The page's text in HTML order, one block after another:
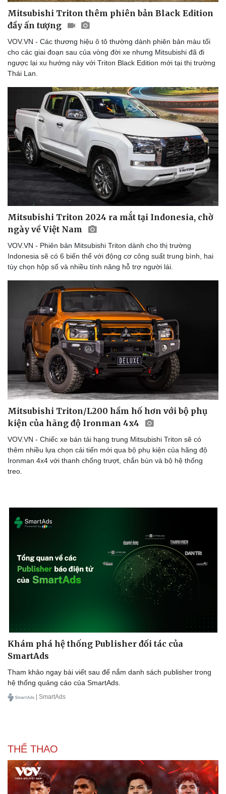
Thế giới thể thao
eSports
Hậu trường
Tư vấn
Doanh nghiệp
Doanh nghiệp 24h
Doanh nhân
Vì cộng đồng
Tin Công nghệ
Mitsubishi Triton thêm phiên bản Black Edition
đầy ấn tượng
VOV.VN - Các thương hiệu ô tô thường dành phiên bản màu tối
cho các giai đoạn sau của vòng đời xe nhưng Mitsubishi đã đi
ngược lại xu hướng này với Triton Black Edition mới tại thị trường
Thái Lan.
Mitsubishi Triton 2024 ra mắt tại Indonesia, chờ
ngày về Việt Nam
VOV.VN - Phiên bản Mitsubishi Triton dành cho thị trường
Indonesia sẽ có 6 biến thể với động cơ công suất trung bình, hai
tùy chọn hộp số và nhiều tính năng hỗ trợ người lái.
Mitsubishi Triton/L200 hầm hố hơn với bộ phụ
kiện của hãng độ Ironman 4x4
VOV.VN - Chiếc xe bán tải hạng trung Mitsubishi Triton sẽ có
thêm nhiều lựa chọn cải tiến mới qua bộ phụ kiện của hãng độ
Ironman 4x4 với thanh chống trượt, chắn bùn và bộ hệ thống
treo.
Khám phá hệ thống Publisher đối tác của
SmartAds
Tham khảo ngay bài viết sau để nắm danh sách publisher trong
hệ thống quảng cáo của SmartAds.
| SmartAds
THỂ THAO